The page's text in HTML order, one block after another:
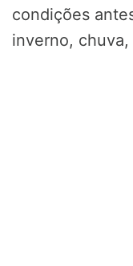
condições
inverno,